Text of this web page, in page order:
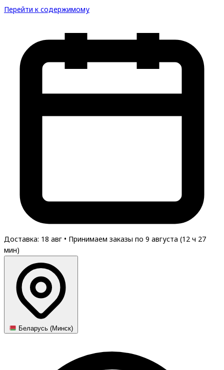
Перейти к содержимому
Доставка: 18 авг • Принимаем заказы по 9 августа (12 ч 27
мин)
Беларусь (Минск)